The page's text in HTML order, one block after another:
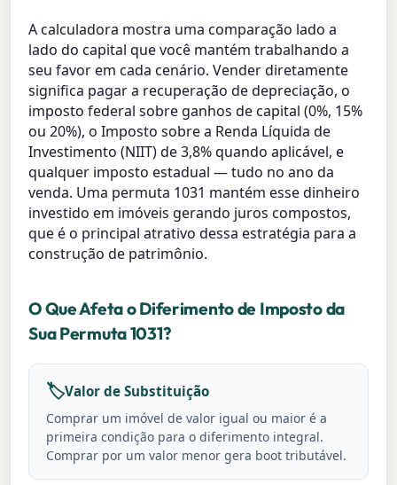
A calculadora mostra uma comparação lado a
lado do capital que você mantém trabalhando a
seu favor em cada cenário. Vender diretamente
significa pagar a recuperação de depreciação, o
imposto federal sobre ganhos de capital (0%, 15%
ou 20%), o Imposto sobre a Renda Líquida de
Investimento (NIIT) de 3,8% quando aplicável, e
qualquer imposto estadual — tudo no ano da
venda. Uma permuta 1031 mantém esse dinheiro
investido em imóveis gerando juros compostos,
que é o principal atrativo dessa estratégia para a
construção de patrimônio.
O Que Afeta o Diferimento de Imposto da
Sua Permuta 1031?
🏷️Valor de Substituição
Comprar um imóvel de valor igual ou maior é a
primeira condição para o diferimento integral.
Comprar por um valor menor gera boot tributável.